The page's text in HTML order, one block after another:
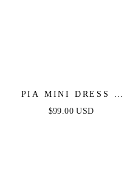
PIA MINI DRESS -
BLACK
$99.00 USD